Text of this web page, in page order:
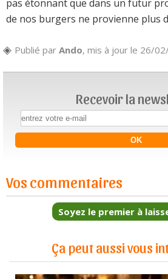
pas étonnant que dans un futur
de nos burgers ne provienne plus
Publié par Ando, mis à jour le 26/
Recevoir la
Vos commentaires
Soyez le premier à
Ça peut aussi vous